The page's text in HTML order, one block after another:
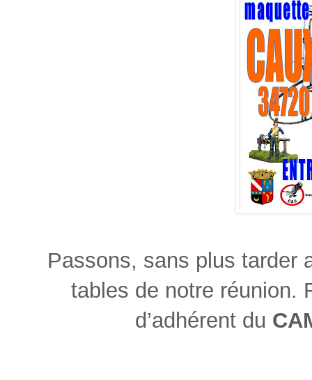
Passons, sans plus tarder
tables de notre réunion.
d’adhérent du